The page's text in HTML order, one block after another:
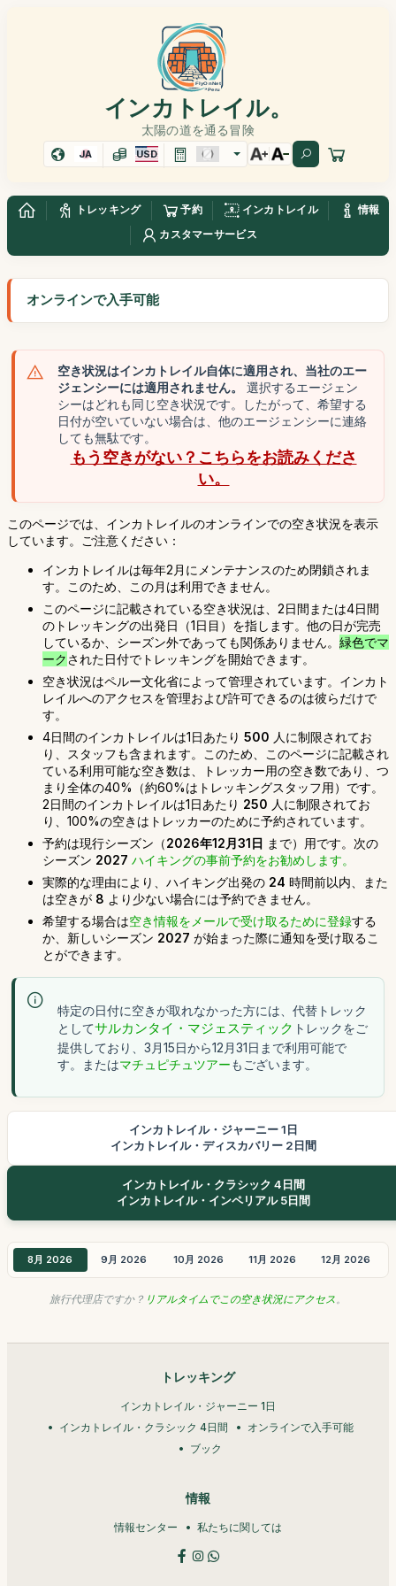
インカトレイル。
太陽の道を通る冒険
JA USD
トレッキング 予約 インカトレイル
情報
カスタマーサービス
オンラインで入手可能
空き状況はインカトレイル自体に適用され、当社のエー
ジェンシーには適用されません。
選択するエージェン
シーはどれも同じ空き状況です。したがって、希望する
日付が空いていない場合は、他のエージェンシーに連絡
しても無駄です。
もう空きがない？こちらをお読みくださ
い。
このページでは、インカトレイルのオンラインでの空き状況を表示
しています。ご注意ください：
インカトレイルは毎年2月にメンテナンスのため閉鎖されま
す。このため、この月は利用できません。
このページに記載されている空き状況は、2日間または4日間
のトレッキングの出発日（1日目）を指します。他の日が完売
しているか、シーズン外であっても関係ありません。 緑色でマ
ークされた日付でトレッキングを開始できます。
空き状況はペルー文化省によって管理されています。インカト
レイルへのアクセスを管理および許可できるのは彼らだけで
す。
4日間のインカトレイルは1日あたり 500 人に制限されてお
り、スタッフも含まれます。このため、このページに記載され
ている利用可能な空き数は、トレッカー用の空き数であり、つ
まり全体の40%（約60%はトレッキングスタッフ用）です。
2日間のインカトレイルは1日あたり 250 人に制限されてお
り、100%の空きはトレッカーのために予約されています。
予約は現行シーズン（2026年12月31日 まで）用です。次の
シーズン 2027 ハイキングの事前予約をお勧めします。
実際的な理由により、ハイキング出発の 24 時間前以内、また
は空きが 8 より少ない場合には予約できません。
希望する場合は空き情報をメールで受け取るために登録する
か、新しいシーズン 2027 が始まった際に通知を受け取るこ
とができます。
特定の日付に空きが取れなかった方には、代替トレック
としてサルカンタイ・マジェスティック トレックをご
提供しており、3月15日から12月31日まで利用可能で
す。またはマチュピチュツアーもございます。
インカトレイル・ジャーニー 1日
インカトレイル・ディスカバリー 2日間
インカトレイル・クラシック 4日間
インカトレイル・インペリアル 5日間
8月 2026 9月 2026 10月 2026 11月 2026 12月 2026
旅行代理店ですか？ リアルタイムでこの空き状況にアクセス。
トレッキング
インカトレイル・ジャーニー 1日
インカトレイル・クラシック 4日間
オンラインで入手可能
ブック
情報
情報センター 私たちに関しては